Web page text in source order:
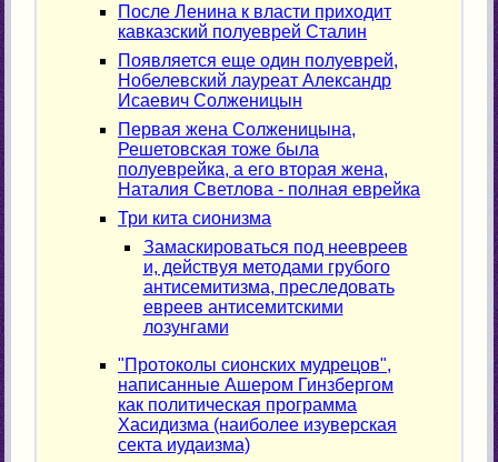
После Ленина к власти приходит
кавказский полуеврей Сталин
Появляется еще один полуеврей,
Нобелевский лауреат Александр
Исаевич Солженицын
Первая жена Солженицына,
Решетовская тоже была
полуеврейка, а его вторая жена,
Наталия Светлова - полная еврейка
Три кита сионизма
Замаскироваться под неевреев
и, действуя методами грубого
антисемитизма, преследовать
евреев антисемитскими
лозунгами
"Протоколы сионских мудрецов",
написанные Ашером Гинзбергом
как политическая программа
Хасидизма (наиболее изуверская
секта иудаизма)